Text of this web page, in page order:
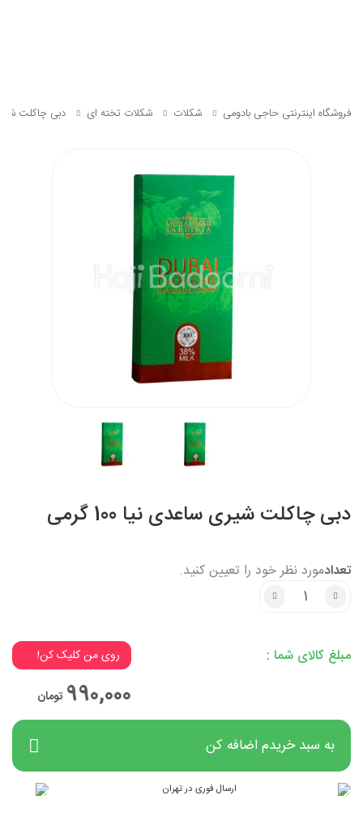
فروشگاه اینترنتی حاجی بادومی شکلات شکلات تخته‌ ای دبی چاکلت شیری
دبی چاکلت شیری ساعدی نیا 100 گرمی
تعدادمورد نظر خود را تعیین کنید.
مبلغ کالای شما :
روی من کلیک کن!
990,000 تومان
به سبد خریدم اضافه کن